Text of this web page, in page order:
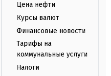
Цена нефти
Курсы валют
Финансовые новости
Тарифы на
коммунальные услуги
Налоги